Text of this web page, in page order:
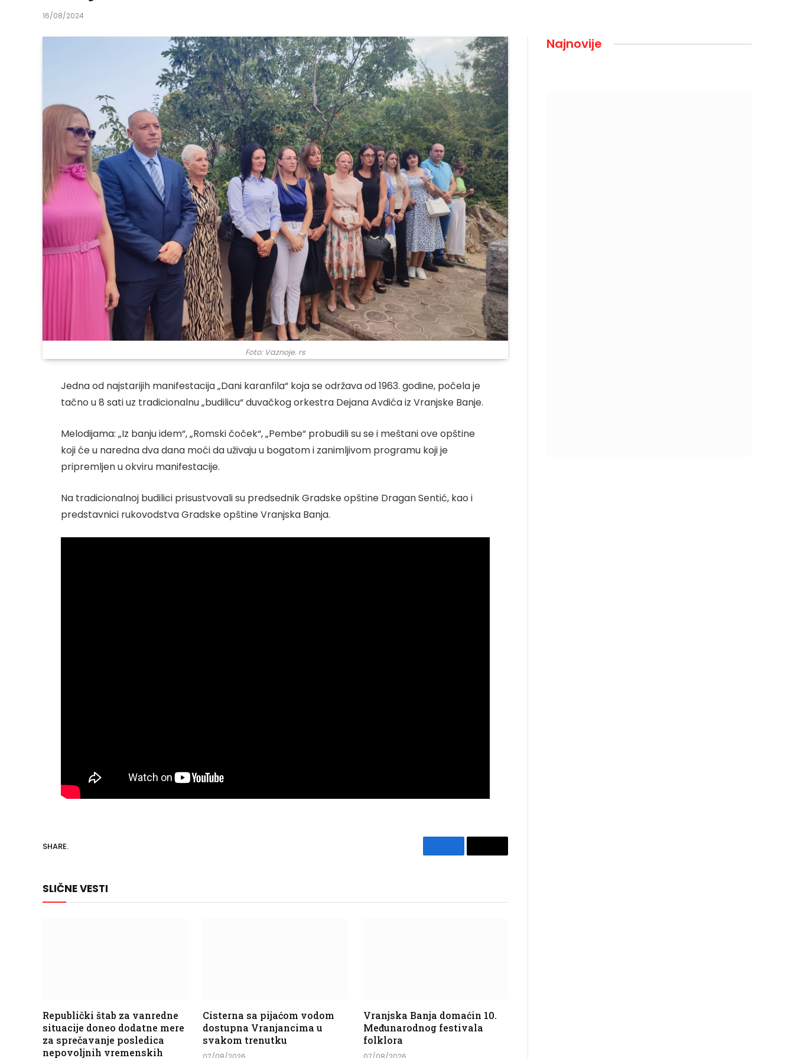
16/08/2024
Foto: Vaznoje. rs
Jedna od najstarijih manifestacija „Dani karanfila“ koja se održava od 1963. godine, počela je
tačno u 8 sati uz tradicionalnu „budilicu“ duvačkog orkestra Dejana Avdića iz Vranjske Banje.
Melodijama: „Iz banju idem“, „Romski čoček“, „Pembe“ probudili su se i meštani ove opštine
koji će u naredna dva dana moći da uživaju u bogatom i zanimljivom programu koji je
pripremljen u okviru manifestacije.
Na tradicionalnoj budilici prisustvovali su predsednik Gradske opštine Dragan Sentić, kao i
predstavnici rukovodstva Gradske opštine Vranjska Banja.
SHARE.
FacebookCopy
SLIČNE VESTI
Republički štab za vanredne
situacije doneo dodatne mere
za sprečavanje posledica
nepovoljnih vremenskih
Cisterna sa pijaćom vodom
dostupna Vranjancima u
svakom trenutku
Vranjska Banja domaćin 10.
Međunarodnog festivala
folklora
Najnovije